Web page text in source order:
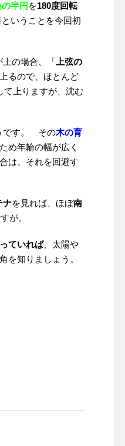
半円 を180度回転
ということを今回初
上の場合、「 上弦の
るので、ほとんど
て上りますが、沈む
です。 その木の育
め年輪の幅が広く
は、それを回避す
ナを見れば、ほぼ南
が。
ていれば、太陽や
を知りましょう。